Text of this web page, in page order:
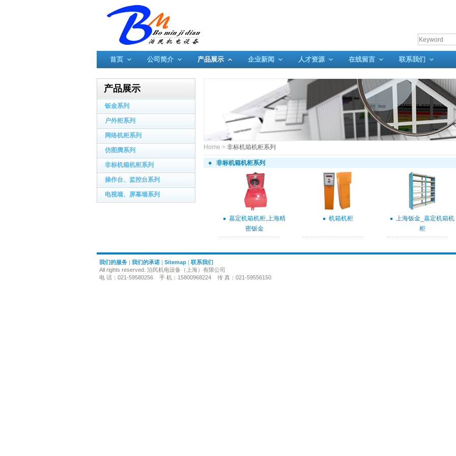
首页 公司简介 产品展示 企业新闻 人才资源 在线留言 联系我们
产品展示
钣金系列
户外柜系列
网络机柜系列
仿图腾系列
非标机箱机柜系列
操作台、监控台系列
电视墙、屏幕墙系列
Home > 非标机箱机柜系列
非标机箱机柜系列
嘉定机箱机柜,上海精
密钣金
机箱机柜
上海钣金_嘉定机箱机
柜
我们的服务| 我们的承诺| Sitemap| 联系我们
All rights reserved. 泊民机电设备（上海）有限公司
电 话：021-59580256 手 机：15800968224 传 真：021-59556150